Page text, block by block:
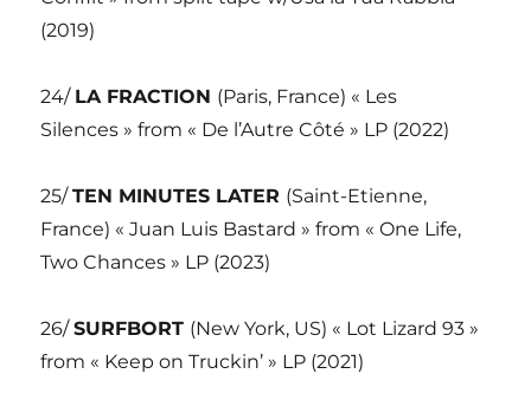
(2019)
24/ LA FRACTION (Paris, France) « Les
Silences » from « De l’Autre Côté » LP (2022)
25/TEN MINUTES LATER (Saint-Etienne,
France) « Juan Luis Bastard » from « One Life,
Two Chances » LP (2023)
26/SURFBORT (New York, US) « Lot Lizard 93 »
from « Keep on Truckin’ » LP (2021)